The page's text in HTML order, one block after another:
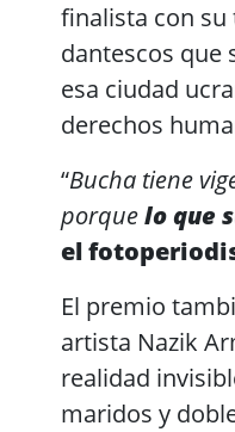
finalista con su
dantescos que
esa ciudad
derechos
“Bucha tiene
porquelo que
el
El premio
artista Nazik
realidad
maridos y